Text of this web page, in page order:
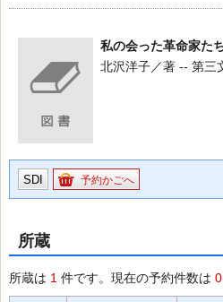
私の会った革命家た
北沢洋子／著 -- 第三
SDI 予約かごへ
所蔵
所蔵は 1 件です。現在の予約件数は 0